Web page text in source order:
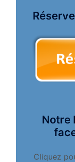
Notre
Cliquez